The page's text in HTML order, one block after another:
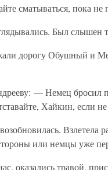
сматываться, пока не
Был слышен
дорогу Обушный и
— Немец бросил
Хайкин, если
Взлетела
или немцы уже
оказались травой,